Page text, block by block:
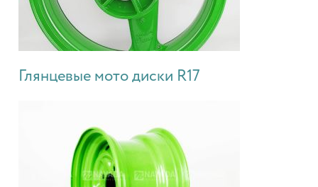
Глянцевые мото диски R17